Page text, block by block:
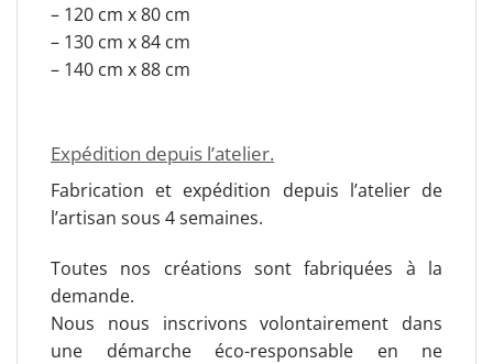
– 120 cm x 80 cm
– 130 cm x 84 cm
– 140 cm x 88 cm
Expédition depuis l’atelier.
Fabrication et expédition depuis l’atelier de
l’artisan sous 4 semaines.
Toutes nos créations sont fabriquées à la
demande.
Nous nous inscrivons volontairement dans
une démarche éco-responsable en ne